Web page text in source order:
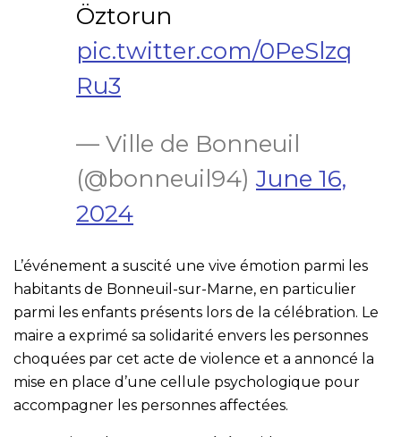
Öztorun
pic.twitter.com/0PeSlzq
Ru3
— Ville de Bonneuil
(@bonneuil94) June 16,
2024
L’événement a suscité une vive émotion parmi les
habitants de Bonneuil-sur-Marne, en particulier
parmi les enfants présents lors de la célébration. Le
maire a exprimé sa solidarité envers les personnes
choquées par cet acte de violence et a annoncé la
mise en place d’une cellule psychologique pour
accompagner les personnes affectées.